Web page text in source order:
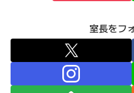
室長をフ